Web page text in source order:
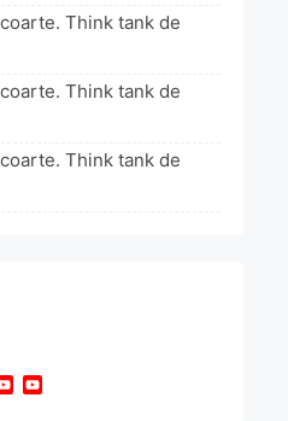
Think tank de
Think tank de
Think tank de
YouTube